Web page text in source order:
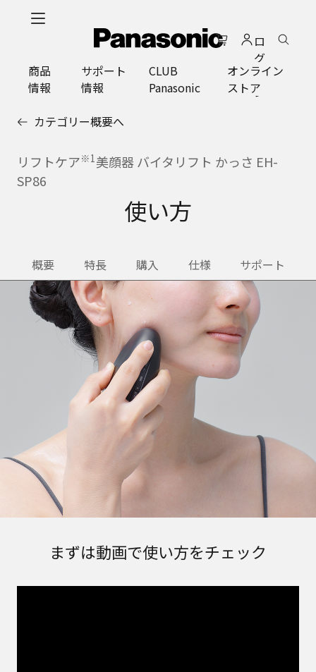
ロ
グ
イ
ン
商品
情報
サポート
情報
CLUB
Panasonic
オンライン
ストア
カテゴリー概要へ
リフトケア※1美顔器 バイタリフト かっさ EH-
SP86
使い方
概要 特長 購入 仕様 サポート
まずは動画で使い方をチェック